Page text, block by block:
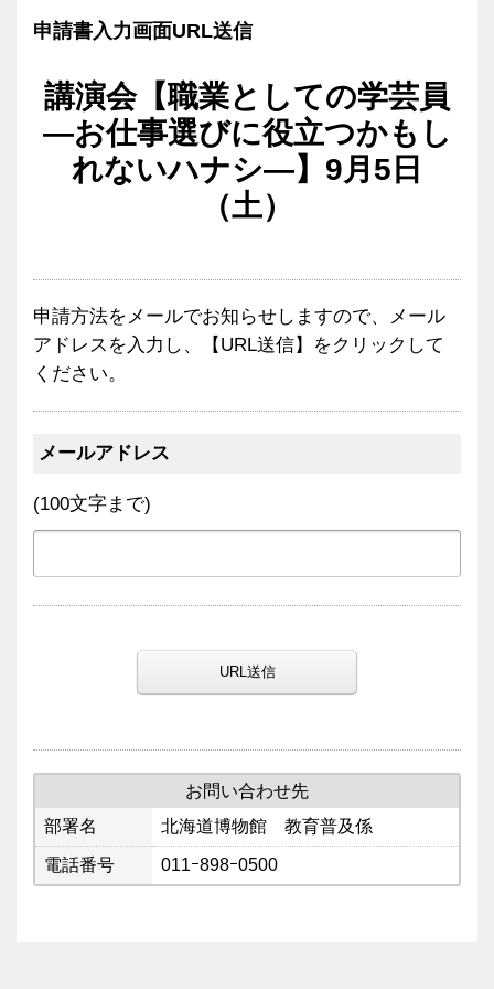
申請書入力画面URL送信
講演会【職業としての学芸員
―お仕事選びに役立つかもし
れないハナシ―】9月5日
（土）
申請方法をメールでお知らせしますので、メール
アドレスを入力し、【URL送信】をクリックして
ください。
メールアドレス
(100文字まで)
URL送信
お問い合わせ先
部署名
北海道博物館 教育普及係
電話番号 011ｰ898ｰ0500